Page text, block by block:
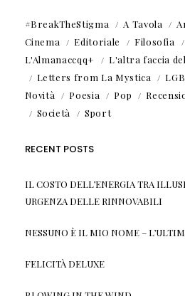
#BreakTheStigma A Tavola
Cinema
Editoriale Filosofia
L'Almanaccqq+
L'altra faccia
Letters from La Mystica
Novità
Poesia Pop
Società
Sport
RECENT POSTS
IL COSTO DELL’ENERGIA TRA
URGENZA DELLE RINNOVABILI
NESSUNO È IL MIO NOME –
FELICITÀ DELUXE